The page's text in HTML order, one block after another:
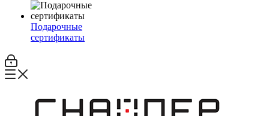
Подарочные
сертификаты